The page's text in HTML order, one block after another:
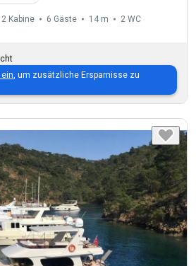
2 Kabine 6 Gäste 14 m 2 WC
, um zusätzliche Ersparnisse zu